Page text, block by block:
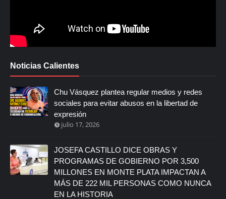
Noticias Calientes
Chu Vásquez plantea regular medios y redes
sociales para evitar abusos en la libertad de
expresión
julio 17, 2026
JOSEFA CASTILLO DICE OBRAS Y
PROGRAMAS DE GOBIERNO POR 3,500
MILLONES EN MONTE PLATA IMPACTAN A
MÁS DE 222 MIL PERSONAS COMO NUNCA
EN LA HISTORIA